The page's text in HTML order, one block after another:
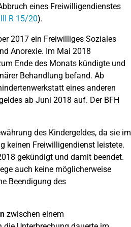
eines Freiwilligendienstes
R 15/20).
2017 ein Freiwilliges Soziales
Anorexie. Im Mai 2018
Ende des Monats kündigte und
Behandlung befand. Ab
eines anderen
ab Juni 2018 auf. Der BFH
des Kindergeldes, da sie im
keinen Freiwilligendienst leistete.
gekündigt und damit beendet.
auch keine möglicherweise
Beendigung des
zwischen einem